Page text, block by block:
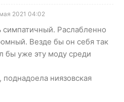
2021 04:02
симпатичный. Раслабленно
Везде бы он себя так
бы уже эту моду среди
ниязовская